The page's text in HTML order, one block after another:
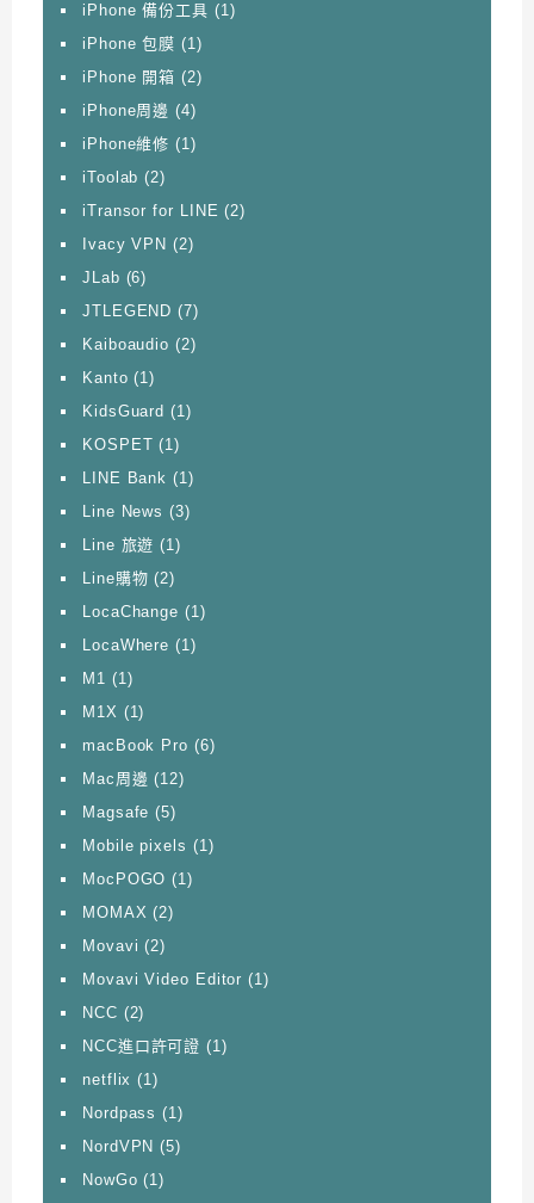
iPhone 備份工具 (1)
iPhone 包膜 (1)
iPhone 開箱 (2)
iPhone周邊 (4)
iPhone維修 (1)
iToolab (2)
iTransor for LINE (2)
Ivacy VPN (2)
JLab (6)
JTLEGEND (7)
Kaiboaudio (2)
Kanto (1)
KidsGuard (1)
KOSPET (1)
LINE Bank (1)
Line News (3)
Line 旅遊 (1)
Line購物 (2)
LocaChange (1)
LocaWhere (1)
M1 (1)
M1X (1)
macBook Pro (6)
Mac周邊 (12)
Magsafe (5)
Mobile pixels (1)
MocPOGO (1)
MOMAX (2)
Movavi (2)
Movavi Video Editor (1)
NCC (2)
NCC進口許可證 (1)
netflix (1)
Nordpass (1)
NordVPN (5)
NowGo (1)